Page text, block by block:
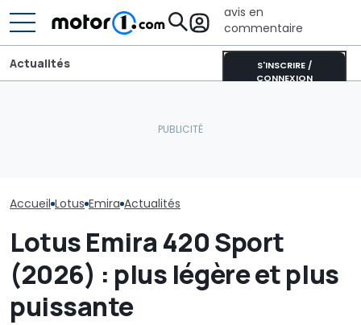
avis en
commentaire
S'INSCRIRE /
CONNEXION
Actualités
Accueil Lotus Emira Actualités
Lotus Emira 420 Sport
(2026) : plus légère et plus
puissante